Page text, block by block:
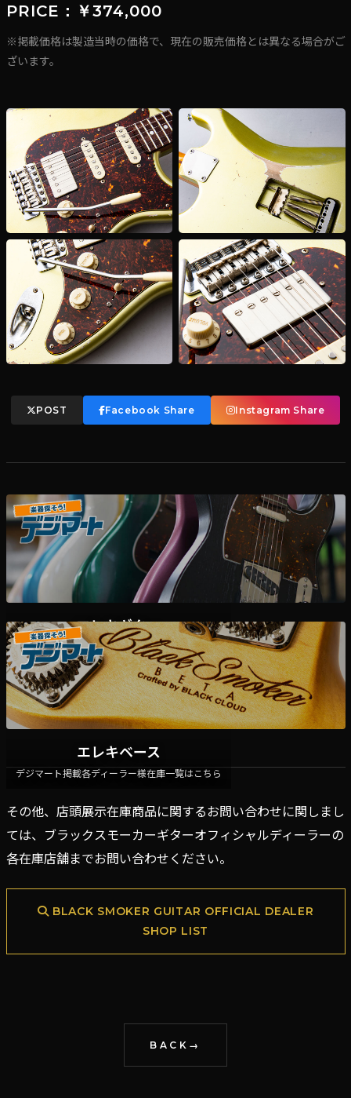
PRICE：￥374,000
※掲載価格は製造当時の価格で、現在の販売価格とは異なる場合がご
ざいます。
POST Facebook Share Instagram Share
エレキギター
デジマート掲載各ディーラー様在庫一覧はこちら
エレキベース
デジマート掲載各ディーラー様在庫一覧はこちら
その他、店頭展示在庫商品に関するお問い合わせに関しまし
ては、ブラックスモーカーギターオフィシャルディーラーの
各在庫店舗までお問い合わせください。
BLACK SMOKER GUITAR OFFICIAL DEALER
SHOP LIST
BACK